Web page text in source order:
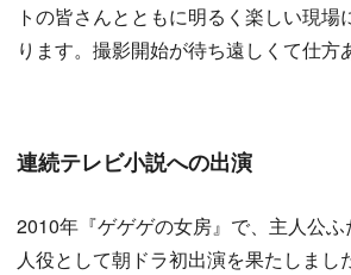
トの皆さんとともに明るく楽しい現場
ります。撮影開始が待ち遠しくて仕方
連続テレビ小説への出演
2010年『ゲゲゲの女房』で、主人公
人役として朝ドラ初出演を果たしまし